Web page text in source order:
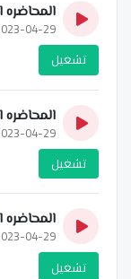
المحاضره
04-29 16:10:05
تشغيل
المحاضره
04-29 16:10:29
تشغيل
04-29 16:10:53
تشغيل